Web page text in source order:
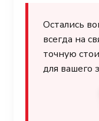
Остались
всегда на
точную
для вашего